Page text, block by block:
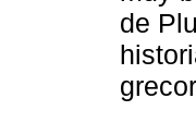
de